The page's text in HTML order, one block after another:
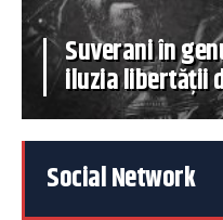
Suverani în
iluzia libertății
Social Network